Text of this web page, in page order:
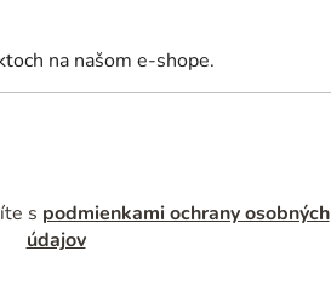
na našom e-shope.
s podmienkami ochrany osobných
údajov